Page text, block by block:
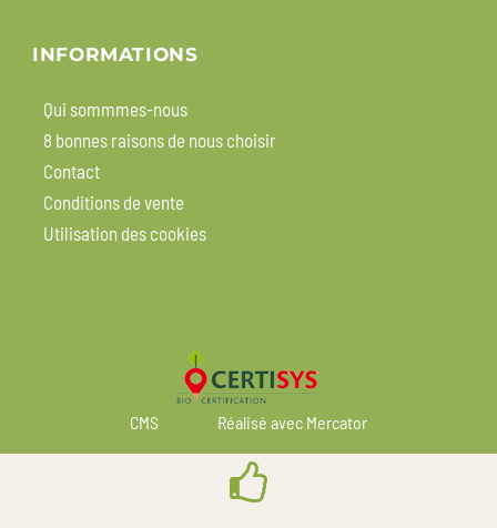
INFORMATIONS
Qui sommmes-nous
8 bonnes raisons de nous choisir
Contact
Conditions de vente
Utilisation des cookies
CMS Réalisé avec Mercator